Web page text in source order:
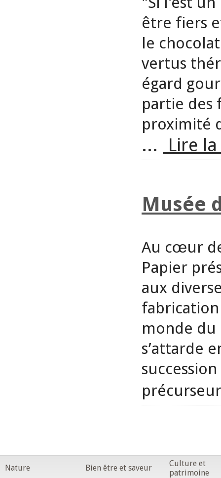
être fiers
le
vertus
égard
partie des
proximité
... Lire
Musée
Au cœur
Papier
aux
monde du
s’attarde
Nature Bien être et saveur
Culture et
patrimoine